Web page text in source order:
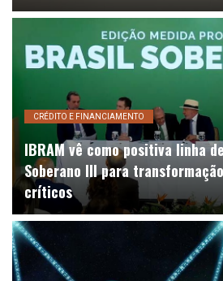
CRÉDITO E FINANCIAMENTO
IBRAM vê como positiva linha
Soberano III para
críticos